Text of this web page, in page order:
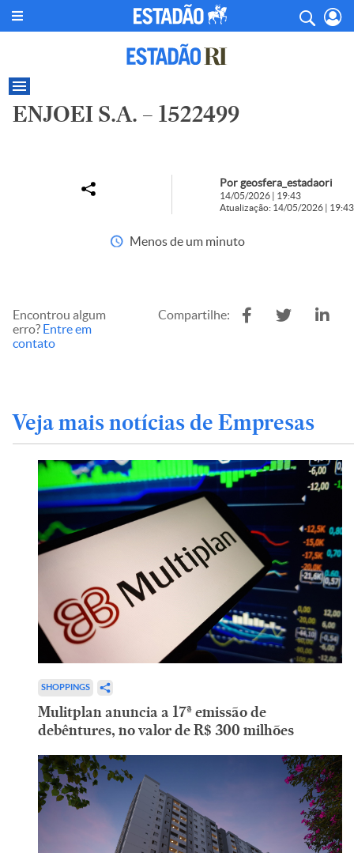
ENJOEI S.A. – 1522499
Por geosfera_estadaori
14/05/2026 | 19:43
Atualização: 14/05/2026 | 19:43
Menos de um minuto
Encontrou algum
erro? Entre em
contato
Compartilhe:
Veja mais notícias de Empresas
SHOPPINGS
Mulitplan anuncia a 17ª emissão de
debêntures, no valor de R$ 300 milhões